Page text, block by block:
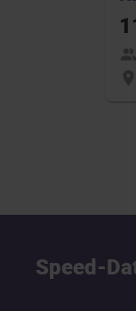
Speed-